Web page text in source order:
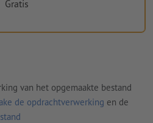
Gratis
van het opgemaakte bestand
de opdrachtverwerking en de